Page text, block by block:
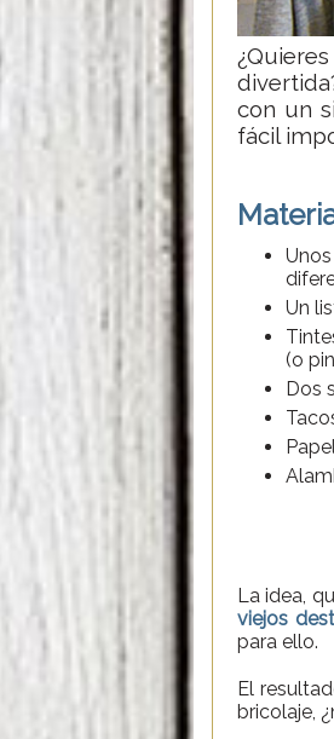
con un
fácil
Un
(o
Dos
La idea,
viejos
para ello.
El
bricolaje,